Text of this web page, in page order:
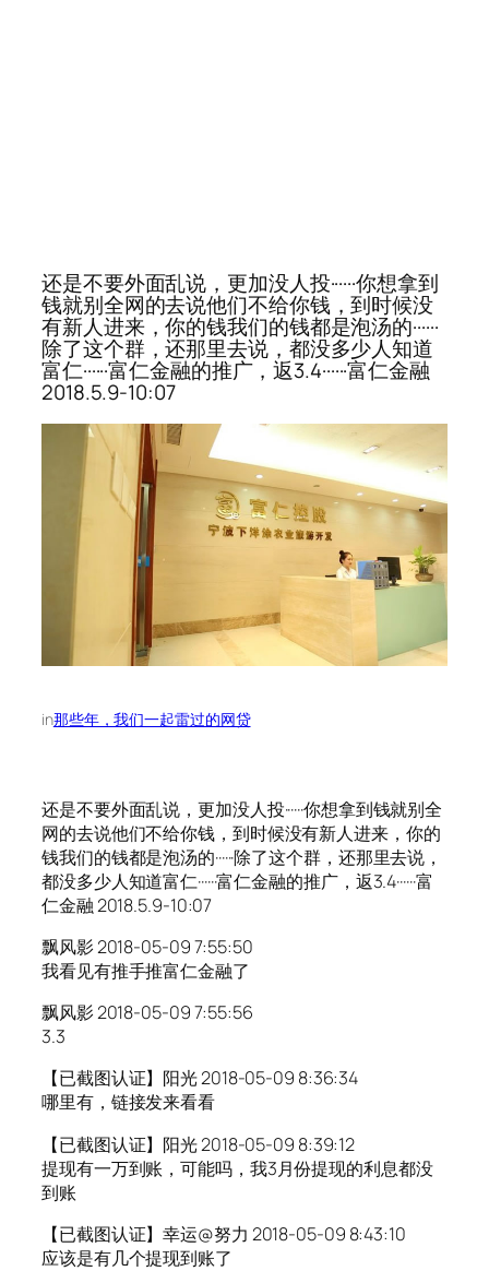
还是不要外面乱说，更加没人投······你想拿到
钱就别全网的去说他们不给你钱，到时候没
有新人进来，你的钱我们的钱都是泡汤的······
除了这个群，还那里去说，都没多少人知道
富仁······富仁金融的推广，返3.4······富仁金融
2018.5.9-10:07
in那些年，我们一起雷过的网贷
还是不要外面乱说，更加没人投······你想拿到钱就别全
网的去说他们不给你钱，到时候没有新人进来，你的
钱我们的钱都是泡汤的······除了这个群，还那里去说，
都没多少人知道富仁······富仁金融的推广，返3.4······富
仁金融 2018.5.9-10:07
飘风影 2018-05-09 7:55:50
我看见有推手推富仁金融了
飘风影 2018-05-09 7:55:56
3.3
【已截图认证】阳光 2018-05-09 8:36:34
哪里有，链接发来看看
【已截图认证】阳光 2018-05-09 8:39:12
提现有一万到账，可能吗，我3月份提现的利息都没
到账
【已截图认证】幸运@努力 2018-05-09 8:43:10
应该是有几个提现到账了